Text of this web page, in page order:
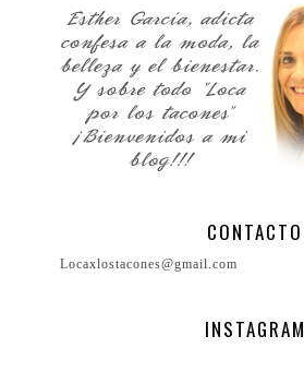
CONTACTO
Locaxlostacones@gmail.com
INSTAGRAM